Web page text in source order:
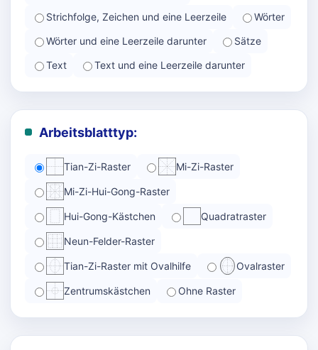
Strichfolge, Zeichen und eine Leerzeile
Wörter
Wörter und eine Leerzeile darunter
Sätze
Text
Text und eine Leerzeile darunter
Arbeitsblatttyp:
Tian-Zi-Raster Mi-Zi-Raster
Mi-Zi-Hui-Gong-Raster
Hui-Gong-Kästchen Quadratraster
Neun-Felder-Raster
Tian-Zi-Raster mit Ovalhilfe Ovalraster
Zentrumskästchen Ohne Raster